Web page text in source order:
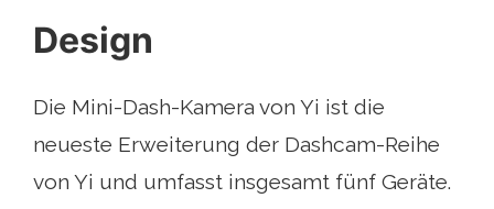
Design
Die Mini-Dash-Kamera von Yi ist die
neueste Erweiterung der Dashcam-Reihe
von Yi und umfasst insgesamt fünf Geräte.